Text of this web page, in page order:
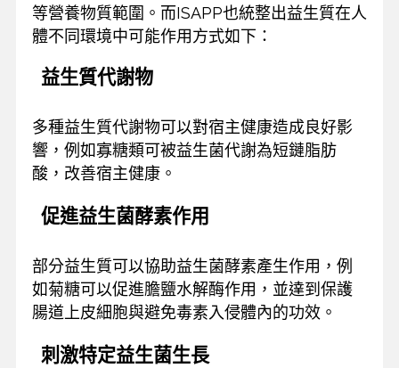
等營養物質範圍。而ISAPP也統整出益生質在人
體不同環境中可能作用方式如下：
益生質代謝物
多種益生質代謝物可以對宿主健康造成良好影
響，例如寡糖類可被益生菌代謝為短鏈脂肪
酸，改善宿主健康。
促進益生菌酵素作用
部分益生質可以協助益生菌酵素產生作用，例
如菊糖可以促進膽鹽水解酶作用，並達到保護
腸道上皮細胞與避免毒素入侵體內的功效。
刺激特定益生菌生長